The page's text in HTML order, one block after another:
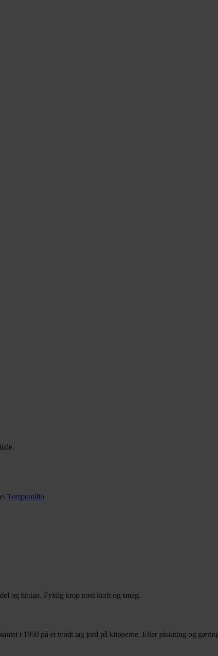
Tempranillo
og timian. Fyldig krop med kraft og smag.
i 1950 på et tyndt lag jord på klipperne. Efter plukning og